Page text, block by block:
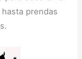
prendas